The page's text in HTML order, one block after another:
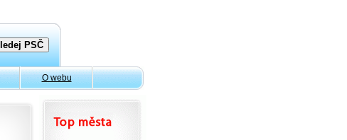
O webu